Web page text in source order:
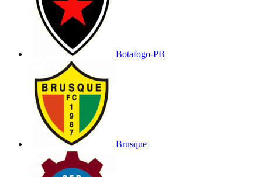
Botafogo-PB
Brusque